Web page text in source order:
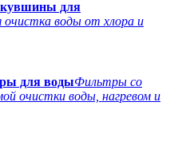
для
воды от хлора и
для водыФильтры со
очистки воды, нагревом и